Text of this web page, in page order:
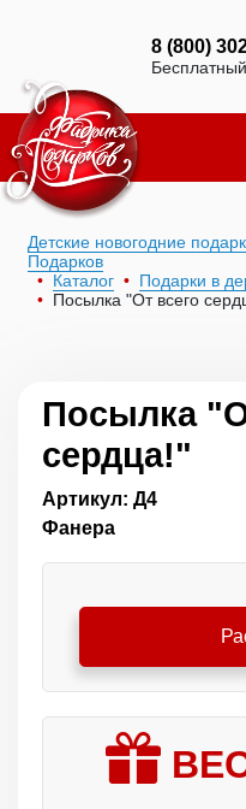
8 (800)
Детские новогодние
Подарков
Каталог
Подарки в
Посылка "От всего
Посылка
сердца!"
Артикул: Д4
Фанера